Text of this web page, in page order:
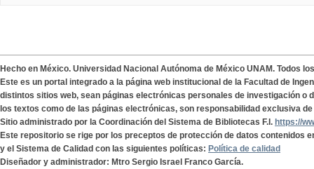
Hecho en México. Universidad Nacional Autónoma de México UNAM. Todos
Este es un portal integrado a la página web institucional de la Facultad de
distintos sitios web, sean páginas electrónicas personales de investigación o
los textos como de las páginas electrónicas, son responsabilidad exclusiva
Sitio administrado por la Coordinación del Sistema de Bibliotecas F.I. https://
Este repositorio se rige por los preceptos de protección de datos contenidos
y el Sistema de Calidad con las siguientes políticas: Política de calidad
Diseñador y administrador: Mtro Sergio Israel Franco García.